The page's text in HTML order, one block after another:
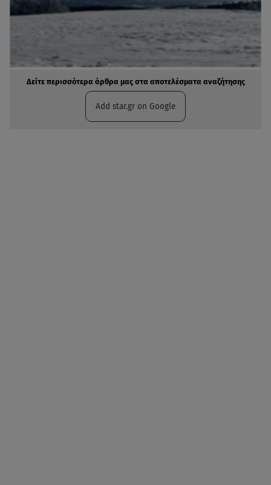
Δείτε περισσότερα άρθρα μας στα αποτελέσματα αναζήτησης
Add star.gr on Google